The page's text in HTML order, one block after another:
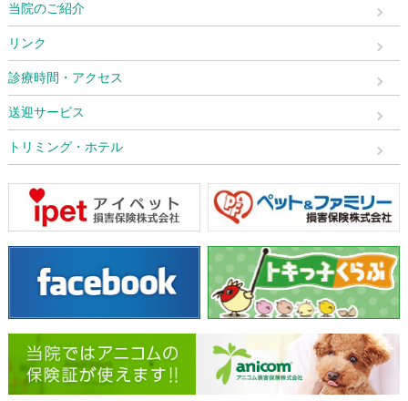
当院のご紹介
リンク
診療時間・アクセス
送迎サービス
トリミング・ホテル